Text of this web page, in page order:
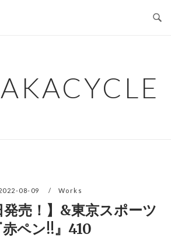
08-09 Works
発売！】&東京スポーツ
赤ペン!!』410